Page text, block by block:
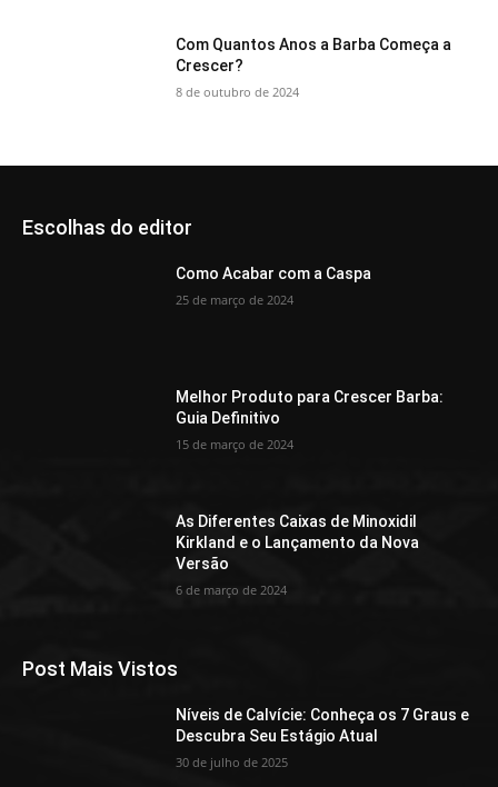
Com Quantos Anos a Barba Começa a
Crescer?
8 de outubro de 2024
Escolhas do editor
Como Acabar com a Caspa
25 de março de 2024
Melhor Produto para Crescer Barba:
Guia Definitivo
15 de março de 2024
As Diferentes Caixas de Minoxidil
Kirkland e o Lançamento da Nova
Versão
6 de março de 2024
Post Mais Vistos
Níveis de Calvície: Conheça os 7 Graus e
Descubra Seu Estágio Atual
30 de julho de 2025